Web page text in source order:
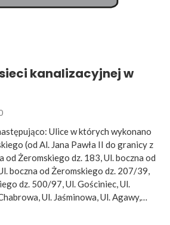
kanalizacyjnej w
Ulice w których wykonano
(od Al. Jana Pawła II do granicy z
od Żeromskiego dz. 183, Ul. boczna od
boczna od Żeromskiego dz. 207/39,
dz. 500/97, Ul. Gościniec, Ul.
Ul. Jaśminowa, Ul. Agawy,…